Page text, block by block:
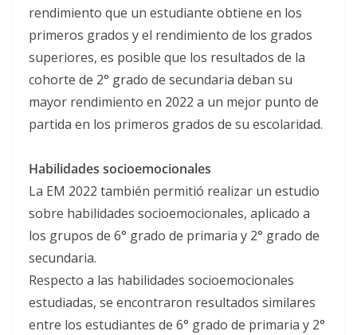
rendimiento que un estudiante obtiene en los
primeros grados y el rendimiento de los grados
superiores, es posible que los resultados de la
cohorte de 2° grado de secundaria deban su
mayor rendimiento en 2022 a un mejor punto de
partida en los primeros grados de su escolaridad.
Habilidades socioemocionales
La EM 2022 también permitió realizar un estudio
sobre habilidades socioemocionales, aplicado a
los grupos de 6° grado de primaria y 2° grado de
secundaria.
Respecto a las habilidades socioemocionales
estudiadas, se encontraron resultados similares
entre los estudiantes de 6° grado de primaria y 2°